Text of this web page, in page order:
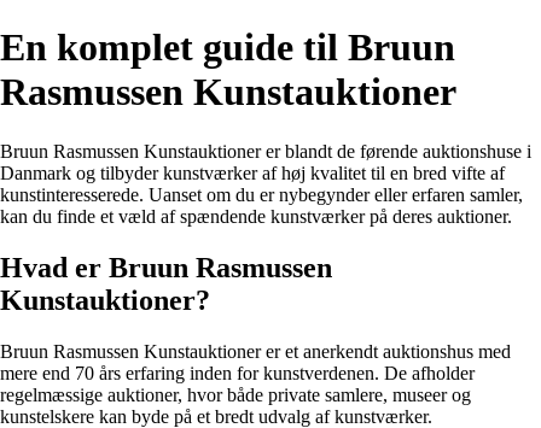
En komplet guide til Bruun
Rasmussen Kunstauktioner
Bruun Rasmussen Kunstauktioner er blandt de førende auktionshuse i
Danmark og tilbyder kunstværker af høj kvalitet til en bred vifte af
kunstinteresserede. Uanset om du er nybegynder eller erfaren samler,
kan du finde et væld af spændende kunstværker på deres auktioner.
Hvad er Bruun Rasmussen
Kunstauktioner?
Bruun Rasmussen Kunstauktioner er et anerkendt auktionshus med
mere end 70 års erfaring inden for kunstverdenen. De afholder
regelmæssige auktioner, hvor både private samlere, museer og
kunstelskere kan byde på et bredt udvalg af kunstværker.